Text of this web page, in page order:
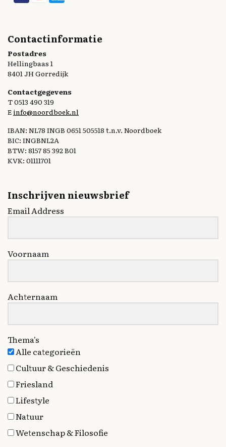
Contactinformatie
Postadres
Hellingbaas 1
8401 JH Gorredijk
Contactgegevens
T 0513 490 319
E info@noordboek.nl
IBAN: NL78 INGB 0651 505518 t.n.v. Noordboek
BIC: INGBNL2A
BTW: 8157 85 392 B01
KVK: 01111701
Inschrijven nieuwsbrief
Email Address
Voornaam
Achternaam
Thema's
Alle categorieën
Cultuur & Geschiedenis
Friesland
Lifestyle
Natuur
Wetenschap & Filosofie